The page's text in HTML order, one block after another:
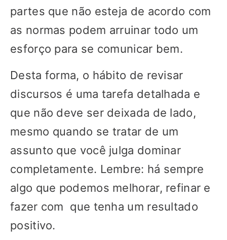
partes que não esteja de acordo com
as normas podem arruinar todo um
esforço para se comunicar bem.
Desta forma, o hábito de revisar
discursos é uma tarefa detalhada e
que não deve ser deixada de lado,
mesmo quando se tratar de um
assunto que você julga dominar
completamente. Lembre: há sempre
algo que podemos melhorar, refinar e
fazer com que tenha um resultado
positivo.